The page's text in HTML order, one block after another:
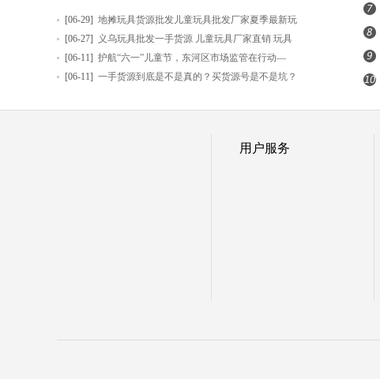
[06-29] 地摊玩具货源批发儿童玩具批发厂家夏季最新玩
[06-27]
义乌玩具批发一手货源 儿童玩具厂家直销 玩具
[06-11] 护航“六一”儿童节，东河区市场监管在行动—
[06-11] 一手货源到底是不是真的？买货源号是不是坑？
用户服务